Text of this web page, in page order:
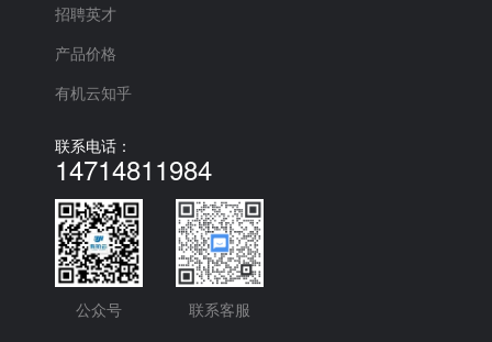
联系电话：
14714811984
公众号 联系客服
招聘英才
产品价格
有机云知乎